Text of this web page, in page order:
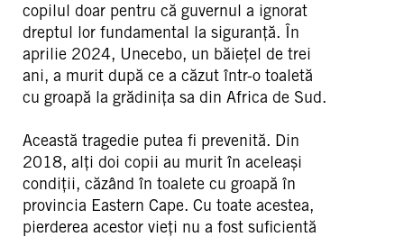
copilul doar pentru că guvernul a ignorat
dreptul lor fundamental la siguranță. În
aprilie 2024, Unecebo, un băiețel de trei
ani, a murit după ce a căzut într-o toaletă
cu groapă la grădinița sa din Africa de Sud.
Această tragedie putea fi prevenită. Din
2018, alți doi copii au murit în aceleași
condiții, căzând în toalete cu groapă în
provincia Eastern Cape. Cu toate acestea,
pierderea acestor vieți nu a fost suficientă